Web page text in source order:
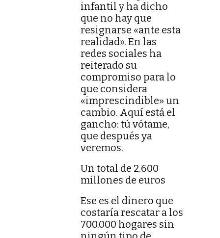
infantil y ha dicho
que no hay que
resignarse «ante esta
realidad». En las
redes sociales ha
reiterado su
compromiso para lo
que considera
«imprescindible» un
cambio. Aquí está el
gancho: tú vótame,
que después ya
veremos.
Un total de 2.600
millones de euros
Ese es el dinero que
costaría rescatar a los
700.000 hogares sin